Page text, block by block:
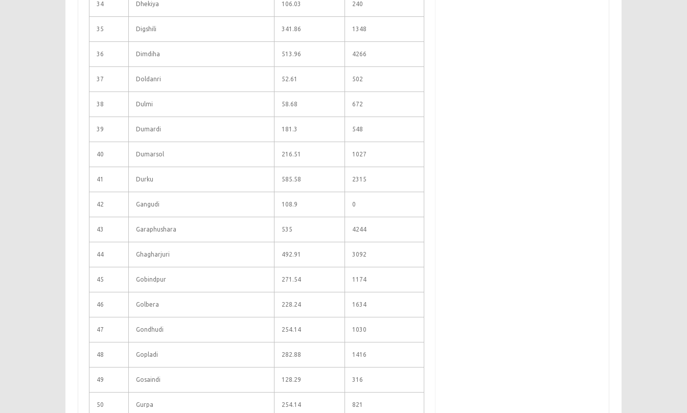
34 Dhekiya 106.03 240
35 Digshili 341.86 1348
36 Dimdiha 513.96 4266
37 Doldanri 52.61 502
38 Dulmi 58.68 672
39 Dumardi 181.3 548
40 Dumarsol 216.51 1027
41 Durku 585.58 2315
42 Gangudi 108.9 0
43 Garaphushara 535 4244
44 Ghagharjuri 492.91 3092
45 Gobindpur 271.54 1174
46 Golbera 228.24 1634
47 Gondhudi 254.14 1030
48 Gopladi 282.88 1416
49 Gosaindi 128.29 316
50 Gurpa 254.14 821